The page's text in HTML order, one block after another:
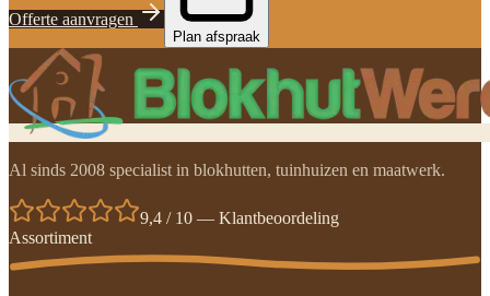
Offerte aanvragen
Plan afspraak
Al sinds 2008 specialist in blokhutten, tuinhuizen en maatwerk.
9,4 / 10 — Klantbeoordeling
Assortiment